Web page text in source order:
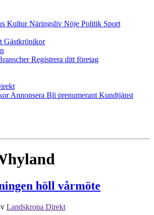
KulturNäringsliv Nöje Politik Sport
Gästkrönikor
Registrera ditt företag
Annonsera Bli prenumerant Kundtjänst
höll vårmöte
Landskrona Direkt